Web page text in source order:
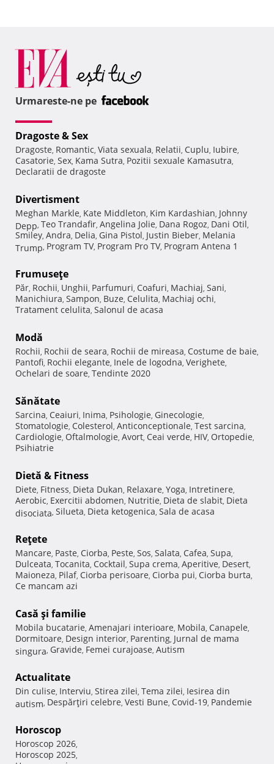
Urmareste-ne pe
Dragoste & Sex
Dragoste, Romantic, Viata sexuala, Relatii, Cuplu, Iubire,
Casatorie, Sex, Kama Sutra, Pozitii sexuale Kamasutra,
Declaratii de dragoste
Divertisment
Meghan Markle, Kate Middleton, Kim Kardashian, Johnny
Depp, Teo Trandafir, Angelina Jolie, Dana Rogoz, Dani Otil,
Smiley, Andra, Delia, Gina Pistol, Justin Bieber, Melania
Trump, Program TV, Program Pro TV, Program Antena 1
Frumuseţe
Păr, Rochii, Unghii, Parfumuri, Coafuri, Machiaj, Sani,
Manichiura, Sampon, Buze, Celulita, Machiaj ochi,
Tratament celulita, Salonul de acasa
Modă
Rochii, Rochii de seara, Rochii de mireasa, Costume de baie,
Pantofi, Rochii elegante, Inele de logodna, Verighete,
Ochelari de soare, Tendinte 2020
Sănătate
Sarcina, Ceaiuri, Inima, Psihologie, Ginecologie,
Stomatologie, Colesterol, Anticonceptionale, Test sarcina,
Cardiologie, Oftalmologie, Avort, Ceai verde, HIV, Ortopedie,
Psihiatrie
Dietă & Fitness
Diete, Fitness, Dieta Dukan, Relaxare, Yoga, Intretinere,
Aerobic, Exercitii abdomen, Nutritie, Dieta de slabit, Dieta
disociata, Silueta, Dieta ketogenica, Sala de acasa
Reţete
Mancare, Paste, Ciorba, Peste, Sos, Salata, Cafea, Supa,
Dulceata, Tocanita, Cocktail, Supa crema, Aperitive, Desert,
Maioneza, Pilaf, Ciorba perisoare, Ciorba pui, Ciorba burta,
Ce mancam azi
Casă şi familie
Mobila bucatarie, Amenajari interioare, Mobila, Canapele,
Dormitoare, Design interior, Parenting, Jurnal de mama
singura, Gravide, Femei curajoase, Autism
Actualitate
Din culise, Interviu, Stirea zilei, Tema zilei, Iesirea din
autism, Despărţiri celebre, Vesti Bune, Covid-19, Pandemie
Horoscop
Horoscop 2026,
Horoscop 2025,